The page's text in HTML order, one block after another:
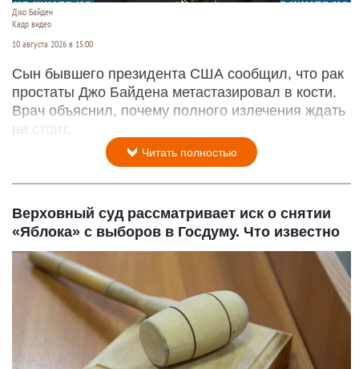
Джо Байден
Кадр видео
10 августа 2026 в 15:00
Сын бывшего президента США сообщил, что рак
простаты Джо Байдена метастазировал в кости.
Врач объяснил, почему полного излечения ждать
не стоит.
Читать полностью
Верховный суд рассматривает иск о снятии
«Яблока» с выборов в Госдуму. Что известно